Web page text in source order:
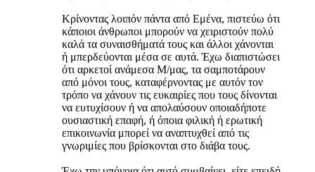
Κρίνοντας λοιπόν πάντα από Εμένα, πιστεύω ότι
κάποιοι άνθρωποι μπορούν να χειριστούν πολύ
καλά τα συναισθήματά τους και άλλοι χάνονται
ή μπερδεύονται μέσα σε αυτά. Έχω διαπιστώσει
ότι αρκετοί ανάμεσα Μ/μας, τα σαμποτάρουν
από μόνοι τους, καταφέρνοντας με αυτόν τον
τρόπο να χάνουν τις ευκαιρίες που τους δίνονται
να ευτυχίσουν ή να απολαύσουν οποιαδήποτε
ουσιαστική επαφή, ή όποια φιλική ή ερωτική
επικοινωνία μπορεί να αναπτυχθεί από τις
γνωριμίες που βρίσκονται στο διάβα τους.